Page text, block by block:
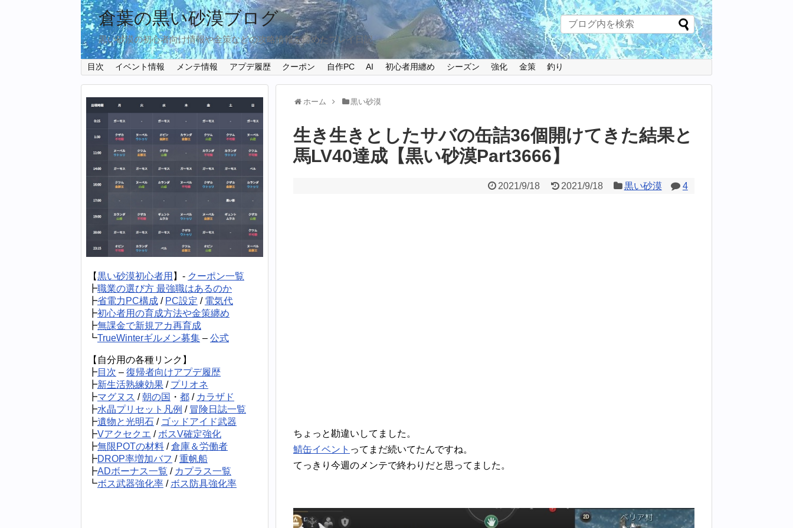
倉葉の黒い砂漠ブログ
黒い砂漠の初心者向け情報や金策などの攻略情報を纏めたプレイ日記
目次 イベント情報 メンテ情報 アプデ履歴 クーポン 自作PC AI 初心者用纏め シーズン 強化 金策 釣り
ホーム 黒い砂漠
生き生きとしたサバの缶詰36個開けてきた結果と
馬LV40達成【黒い砂漠Part3666】
2021/9/18 2021/9/18 黒い砂漠 4
ちょっと勘違いしてました。
鯖缶イベント ってまだ続いてたんですね。
てっきり今週のメンテで終わりだと思ってました。
【黒い砂漠初心者用 】- クーポン一覧
┣職業の選び方 最強職はあるのか
┣省電力PC構成 / PC設定 / 電気代
┣初心者用の育成方法や金策纏め
┣無課金で新規アカ再育成
┗TrueWinterギルメン募集 – 公式
【自分用の各種リンク】
┣目次 – 復帰者向けアプデ履歴
┣新生活熟練効果 / プリオネ
┣マグヌス /朝の国 ・ 都 / カラザド
┣水晶プリセット凡例 / 冒険日誌一覧
┣遺物と光明石 / ゴッドアイド武器
┣Vアクセクエ / ボスV確定強化
┣無限POTの材料 /倉庫＆労働者
┣DROP率増加バフ /重帆船
┣ADボーナス一覧 / カプラス一覧
┗ボス武器強化率 / ボス防具強化率